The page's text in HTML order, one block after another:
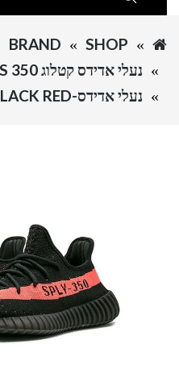
SHOP
BRAND
נעלי אדידס קטלוג ADIDAS 350
נעלי אדידס-ADIDAS 350 BLACK RED